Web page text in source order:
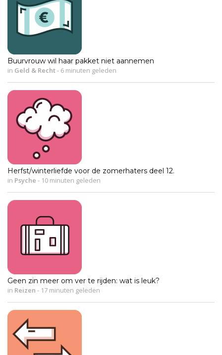
Buurvrouw wil haar pakket niet aannemen
in Geld & Recht- 6 minuten geleden
Herfst/winterliefde voor de zomerhaters deel 12.
in Psyche - 10 minuten geleden
Geen zin meer om ver te rijden: wat is leuk?
in Reizen - 17 minuten geleden